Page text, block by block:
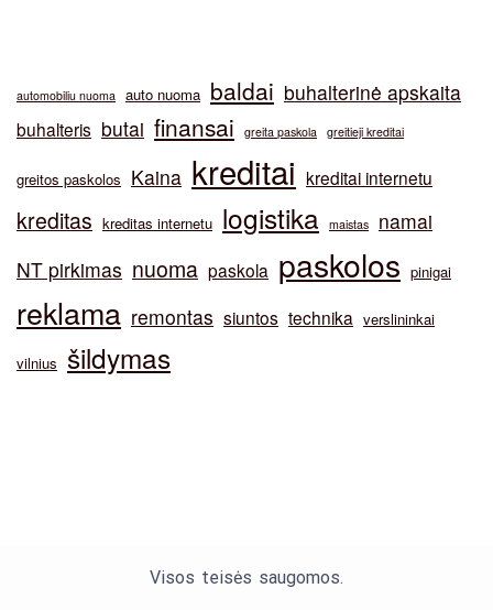
automobiliu nuoma auto nuoma baldai buhalterinė apskaita
buhalteris butai finansai greita paskola greitieji kreditai
greitos paskolos Kaina kreditai kreditai internetu
kreditas kreditas internetu logistika maistas
namai
NT pirkimas nuoma paskola paskolos pinigai
reklama remontas siuntos technika verslininkai
vilnius šildymas
Visos teisės saugomos.